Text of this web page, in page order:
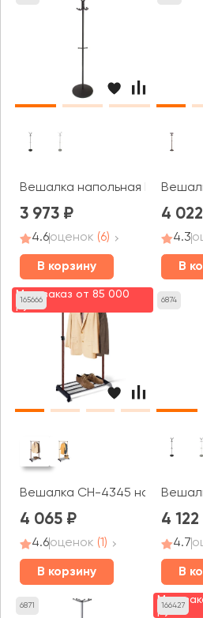
Вешалка напольная Пико 1
3 973
4.6оценок (6)
В корзину
4 022
4.3
В
165666
Мин. заказ от 85 000
руб.
Вешалка CH-4345 на
4 065
4.6оценок (1)
В корзину
6874
4 122
4.7
В
6871 166427
Мин.
руб.